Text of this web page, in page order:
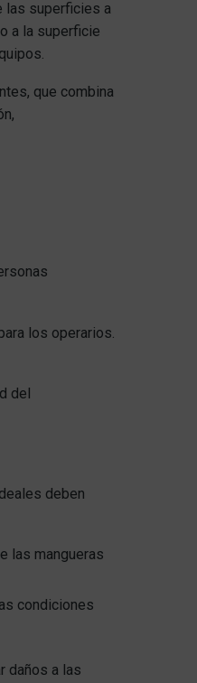
las superficies a
a la superficie
que combina
los operarios.
del
deben
las mangueras
condiciones
daños a las